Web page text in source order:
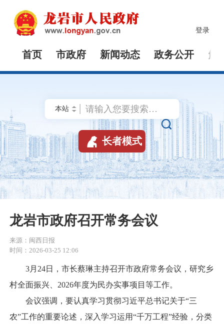
登录
首页 市政府 新闻动态 政务公开 解

 长者模式
龙岩市政府召开常务会议
来源：闽西日报
时间：2026-03-25 12:06
3月24日，市长蔡琳主持召开市政府常务会议，研究乡
村全面振兴、2026年度为民办实事项目等工作。
会议强调，要认真学习贯彻习近平总书记关于“三
农”工作的重要论述，深入学习运用“千万工程”经验，分类